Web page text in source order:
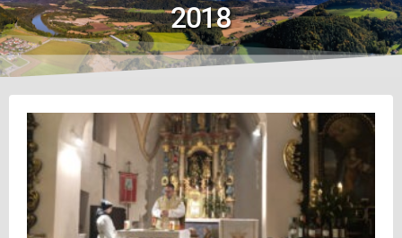
2018